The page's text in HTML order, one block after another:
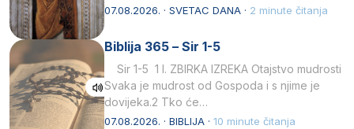
afričkim…
07.08.2026. · SVETAC DANA · 2 minute čitanja
Biblija 365 – Sir 1-5
Sir 1-5 1 I. ZBIRKA IZREKA Otajstvo mudrosti
Svaka je mudrost od Gospoda i s njime je
dovijeka.2 Tko će…
07.08.2026. · BIBLIJA · 10 minute čitanja